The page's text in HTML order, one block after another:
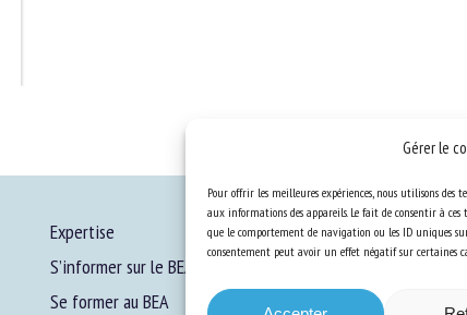
Gérer le
Pour offrir les meilleures expériences, nous utilisons des
aux informations des appareils. Le fait de consentir à
que le comportement de navigation ou les ID uniques
consentement peut avoir un effet négatif sur certaines
Expertise
S’informer sur le BEA
Se former au BEA